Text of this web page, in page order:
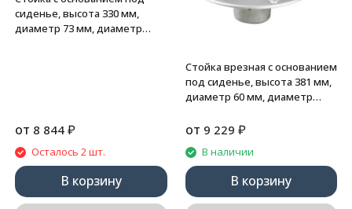
сиденье, высота 330 мм,
диаметр 73 мм, диаметр
от 8 844 ₽
Осталось 2 шт.
В корзину
Стойка врезная с основанием
под сиденье, высота 381 мм,
диаметр 60 мм, диаметр
от 9 229 ₽
В наличии
В корзину